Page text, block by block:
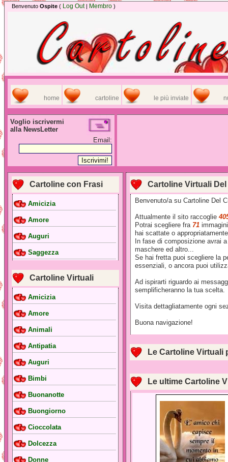
Benvenuto Ospite ( Log Out| Membro )
home cartoline le più inviate
Voglio iscrivermi
alla NewsLetter
Email:
Cartoline con Frasi
Amicizia
Amore
Auguri
Saggezza
Cartoline Virtuali
Amicizia
Amore
Animali
Antipatia
Auguri
Bimbi
Buonanotte
Buongiorno
Cioccolata
Dolcezza
Donne
Cartoline Virtuali
Benvenuto/a su Cartoline Del
Attualmente il sito raccoglie
Potrai scegliere fra 71
hai scattate o
In fase di composizione avrai
maschere ed altro...
Se hai fretta puoi scegliere la
essenziali, o ancora puoi
Ad ispirarti riguardo ai
semplificheranno la tua scelta.
Visita dettagliatamente ogni
Buona navigazione!
Le Cartoline Virtuali
Le ultime Cartoline